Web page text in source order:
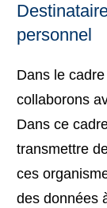
personnel
Dans le
collaborons
Dans ce
transmettre
ces
des données